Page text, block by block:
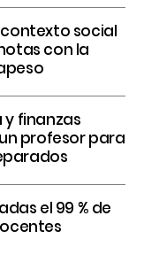
contexto social
con la
finanzas
profesor para
el 99 % de